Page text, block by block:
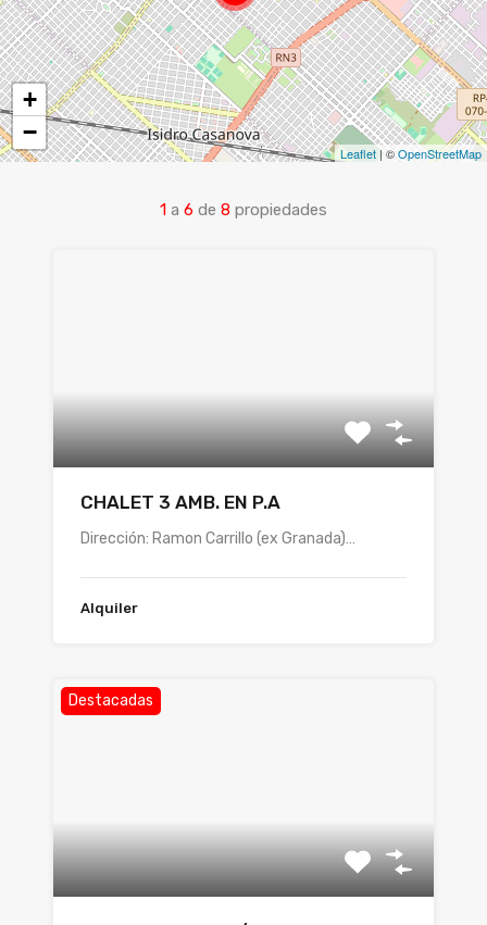
+
−
Leaflet| ©OpenStreetMap
1 a 6 de 8 propiedades
CHALET 3 AMB. EN P.A
Dirección: Ramon Carrillo (ex Granada)…
Alquiler
Destacadas